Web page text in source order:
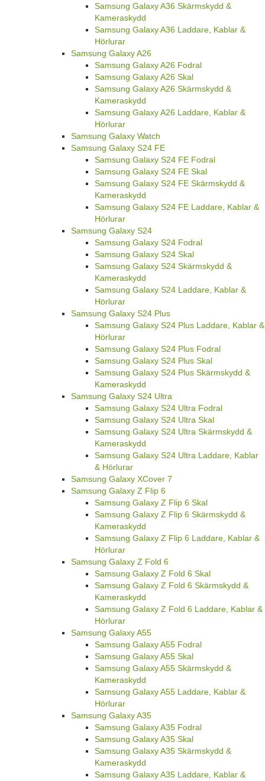
Samsung Galaxy A36 Skärmskydd &
Kameraskydd
Samsung Galaxy A36 Laddare, Kablar &
Hörlurar
Samsung Galaxy A26
Samsung Galaxy A26 Fodral
Samsung Galaxy A26 Skal
Samsung Galaxy A26 Skärmskydd &
Kameraskydd
Samsung Galaxy A26 Laddare, Kablar &
Hörlurar
Samsung Galaxy Watch
Samsung Galaxy S24 FE
Samsung Galaxy S24 FE Fodral
Samsung Galaxy S24 FE Skal
Samsung Galaxy S24 FE Skärmskydd &
Kameraskydd
Samsung Galaxy S24 FE Laddare, Kablar &
Hörlurar
Samsung Galaxy S24
Samsung Galaxy S24 Fodral
Samsung Galaxy S24 Skal
Samsung Galaxy S24 Skärmskydd &
Kameraskydd
Samsung Galaxy S24 Laddare, Kablar &
Hörlurar
Samsung Galaxy S24 Plus
Samsung Galaxy S24 Plus Laddare, Kablar &
Hörlurar
Samsung Galaxy S24 Plus Fodral
Samsung Galaxy S24 Plus Skal
Samsung Galaxy S24 Plus Skärmskydd &
Kameraskydd
Samsung Galaxy S24 Ultra
Samsung Galaxy S24 Ultra Fodral
Samsung Galaxy S24 Ultra Skal
Samsung Galaxy S24 Ultra Skärmskydd &
Kameraskydd
Samsung Galaxy S24 Ultra Laddare, Kablar
& Hörlurar
Samsung Galaxy XCover 7
Samsung Galaxy Z Flip 6
Samsung Galaxy Z Flip 6 Skal
Samsung Galaxy Z Flip 6 Skärmskydd &
Kameraskydd
Samsung Galaxy Z Flip 6 Laddare, Kablar &
Hörlurar
Samsung Galaxy Z Fold 6
Samsung Galaxy Z Fold 6 Skal
Samsung Galaxy Z Fold 6 Skärmskydd &
Kameraskydd
Samsung Galaxy Z Fold 6 Laddare, Kablar &
Hörlurar
Samsung Galaxy A55
Samsung Galaxy A55 Fodral
Samsung Galaxy A55 Skal
Samsung Galaxy A55 Skärmskydd &
Kameraskydd
Samsung Galaxy A55 Laddare, Kablar &
Hörlurar
Samsung Galaxy A35
Samsung Galaxy A35 Fodral
Samsung Galaxy A35 Skal
Samsung Galaxy A35 Skärmskydd &
Kameraskydd
Samsung Galaxy A35 Laddare, Kablar &